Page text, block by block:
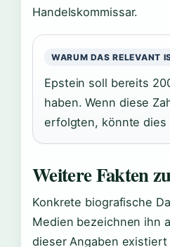
Handelskommissar.
WARUM DAS RELEVANT
Epstein soll bereits
haben. Wenn diese
erfolgten, könnte dies
Weitere Fakten
Konkrete biografische
Medien bezeichnen ihn
dieser Angaben existiert